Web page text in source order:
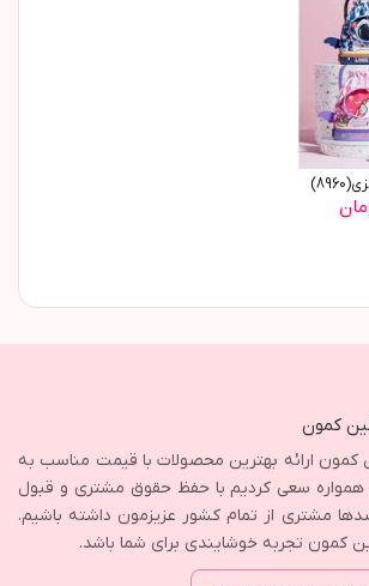
کمون
کمون ارائه بهترین محصولات با قیمت مناسب به
همواره سعی کردیم با حفظ حقوق مشتری و قبول
مشتری از تمام کشور عزیزمون داشته باشیم.
کمون تجربه خوشایندی برای شما باشد.